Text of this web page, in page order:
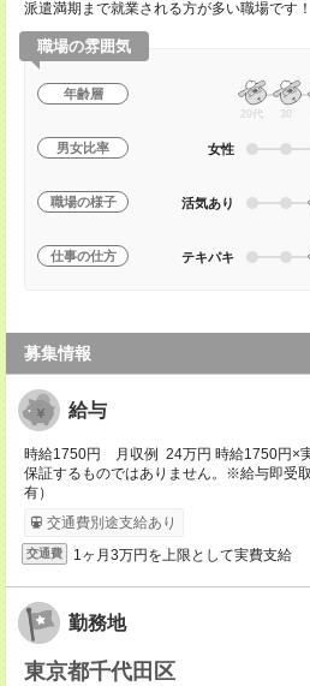
派遣満期まで就業される方が多い職場です！
職場の雰囲気
年齢層
20代 30
男女比率 女性
職場の様子 活気あり
仕事の仕方 テキパキ
募集情報
給与
時給1750円 月収例 24万円 時給1750円×
保証するものではありません。※給与即受
有）
交通費別途支給あり
交通費 1ヶ月3万円を上限として実費支給
勤務地
東京都千代田区